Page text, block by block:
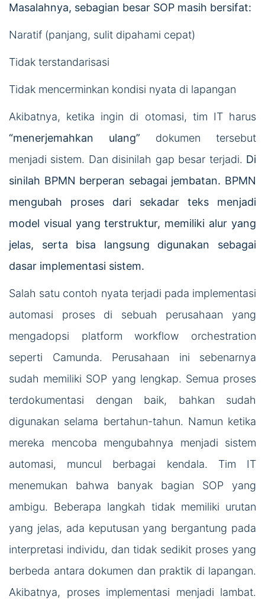
Masalahnya, sebagian besar SOP masih bersifat:
Naratif (panjang, sulit dipahami cepat)
Tidak terstandarisasi
Tidak mencerminkan kondisi nyata di lapangan
Akibatnya, ketika ingin di otomasi, tim IT harus
“menerjemahkan ulang” dokumen tersebut
menjadi sistem. Dan disinilah gap besar terjadi. Di
sinilah BPMN berperan sebagai jembatan. BPMN
mengubah proses dari sekadar teks menjadi
model visual yang terstruktur, memiliki alur yang
jelas, serta bisa langsung digunakan sebagai
dasar implementasi sistem.
Salah satu contoh nyata terjadi pada implementasi
automasi proses di sebuah perusahaan yang
mengadopsi platform workflow orchestration
seperti Camunda. Perusahaan ini sebenarnya
sudah memiliki SOP yang lengkap. Semua proses
terdokumentasi dengan baik, bahkan sudah
digunakan selama bertahun-tahun. Namun ketika
mereka mencoba mengubahnya menjadi sistem
automasi, muncul berbagai kendala. Tim IT
menemukan bahwa banyak bagian SOP yang
ambigu. Beberapa langkah tidak memiliki urutan
yang jelas, ada keputusan yang bergantung pada
interpretasi individu, dan tidak sedikit proses yang
berbeda antara dokumen dan praktik di lapangan.
Akibatnya, proses implementasi menjadi lambat.